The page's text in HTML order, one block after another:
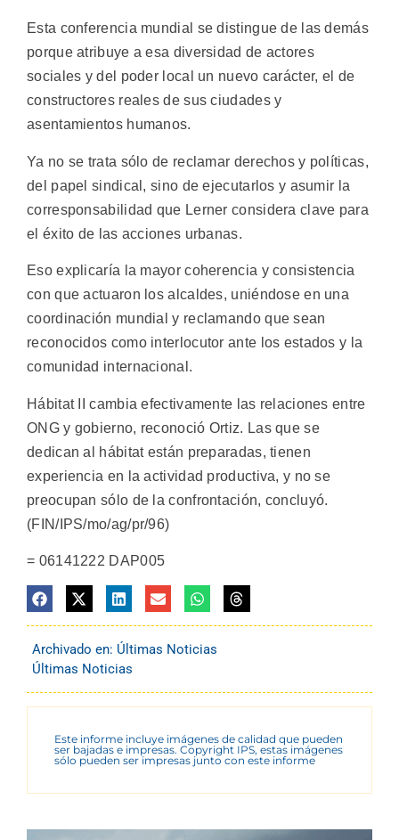
Esta conferencia mundial se distingue de las demás
porque atribuye a esa diversidad de actores
sociales y del poder local un nuevo carácter, el de
constructores reales de sus ciudades y
asentamientos humanos.
Ya no se trata sólo de reclamar derechos y políticas,
del papel sindical, sino de ejecutarlos y asumir la
corresponsabilidad que Lerner considera clave para
el éxito de las acciones urbanas.
Eso explicaría la mayor coherencia y consistencia
con que actuaron los alcaldes, uniéndose en una
coordinación mundial y reclamando que sean
reconocidos como interlocutor ante los estados y la
comunidad internacional.
Hábitat II cambia efectivamente las relaciones entre
ONG y gobierno, reconoció Ortiz. Las que se
dedican al hábitat están preparadas, tienen
experiencia en la actividad productiva, y no se
preocupan sólo de la confrontación, concluyó.
(FIN/IPS/mo/ag/pr/96)
= 06141222 DAP005
Archivado en: Últimas Noticias
Últimas Noticias
Este informe incluye imágenes de calidad que pueden
ser bajadas e impresas. Copyright IPS, estas imágenes
sólo pueden ser impresas junto con este informe